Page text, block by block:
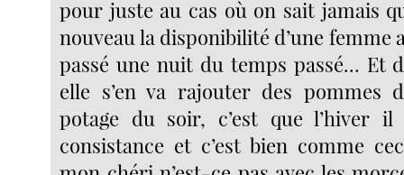
pour juste au cas où on sait jamais
nouveau la disponibilité d’une femme
passé une nuit du temps passé... Et
elle s’en va rajouter des pommes
potage du soir, c’est que l’hiver
consistance et c’est bien comme